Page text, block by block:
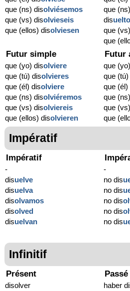
que (ns) disolviésemos
que (vs) disolvieseis
que (ellos) disolviesen
que
disuelto
que
que
Futur simple
que (yo) disolviere
que (tú) disolvieres
que (él) disolviere
que (ns) disolviéremos
que (vs) disolviereis
que (ellos) disolvieren
Futur
que
que
que (él)
que
que
que
Impératif
Impératif
-
disuelve
disuelva
disolvamos
disolved
disuelvan
-
no dis
no dis
no dis
no dis
no dis
Infinitif
Présent
disolver
Passé
haber